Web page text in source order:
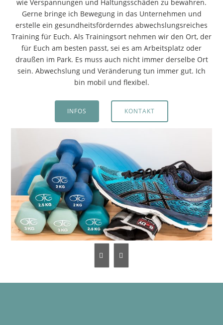
wie Verspannungen und Haltungsschäden zu bewahren.
Gerne bringe ich Bewegung in das Unternehmen und
erstelle ein gesundheitsförderndes abwechslungsreiches
Training für Euch. Als Trainingsort nehmen wir den Ort, der
für Euch am besten passt, sei es am Arbeitsplatz oder
draußen im Park. Es muss auch nicht immer derselbe Ort
sein. Abwechslung und Veränderung tun immer gut. Ich
bin mobil und flexibel.
INFOS KONTAKT